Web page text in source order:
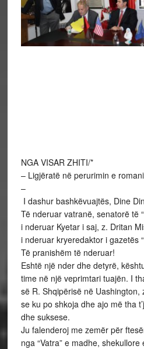
NGA VISAR ZHITI/*
– Ligjëratë në perurimin e
–
I dashur bashkëvuajtës, Dine
Të nderuar vatranë, senatorë të
i nderuar Kyetar i saj, z. Dritan
i nderuar kryeredaktor i gazetës
Të pranishëm të nderuar!
Eshtë një nder dhe detyrë,
time në një veprimtari tuajën. I
së R. Shqipërisë në
se ku po shkoja dhe ajo më tha
dhe suksese.
Ju falenderoj me zemër për
nga “Vatra” e madhe,